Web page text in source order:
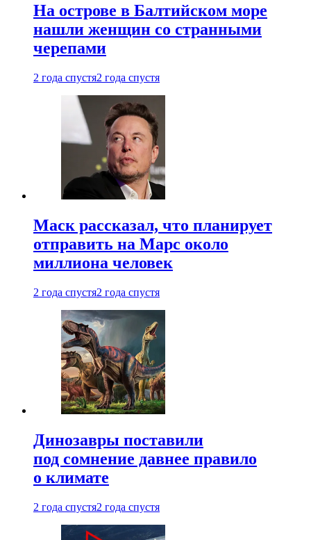
На острове в Балтийском море
нашли женщин со странными
черепами
2 года спустя2 года спустя
Маск рассказал, что планирует
отправить на Марс около
миллиона человек
2 года спустя2 года спустя
Динозавры поставили
под сомнение давнее правило
о климате
2 года спустя2 года спустя